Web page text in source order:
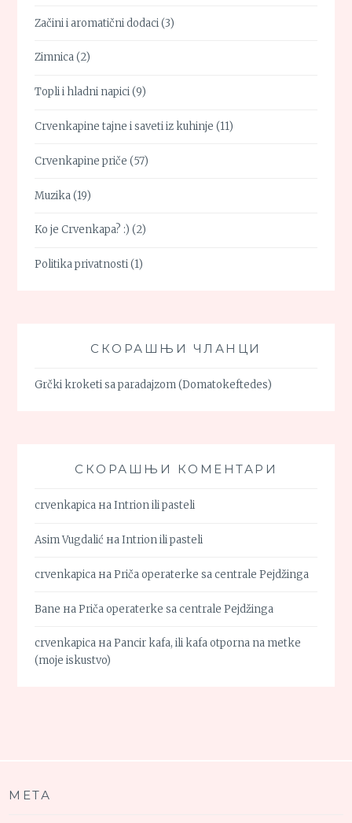
Začini i aromatični dodaci(3)
Zimnica(2)
Topli i hladni napici(9)
Crvenkapine tajne i saveti iz kuhinje (11)
Crvenkapine priče (57)
Muzika(19)
Ko je Crvenkapa? :) (2)
Politika privatnosti(1)
СКОРАШЊИ ЧЛАНЦИ
Grčki kroketi sa paradajzom (Domatokeftedes)
СКОРАШЊИ КОМЕНТАРИ
crvenkapica наIntrion ili pasteli
Asim Vugdalić наIntrion ili pasteli
crvenkapica наPriča operaterke sa centrale Pejdžinga
Bane наPriča operaterke sa centrale Pejdžinga
crvenkapica наPancir kafa, ili kafa otporna na metke
(moje iskustvo)
МЕТА